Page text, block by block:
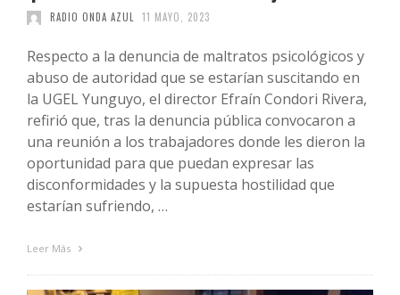
RADIO ONDA AZUL 11 MAYO, 2023
Respecto a la denuncia de maltratos psicológicos y
abuso de autoridad que se estarían suscitando en
la UGEL Yunguyo, el director Efraín Condori Rivera,
refirió que, tras la denuncia pública convocaron a
una reunión a los trabajadores donde les dieron la
oportunidad para que puedan expresar las
disconformidades y la supuesta hostilidad que
estarían sufriendo, …
Leer Más